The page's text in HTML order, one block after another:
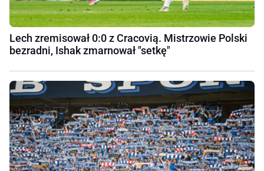
Lech zremisował 0:0 z Cracovią. Mistrzowie Polski
bezradni, Ishak zmarnował "setkę"